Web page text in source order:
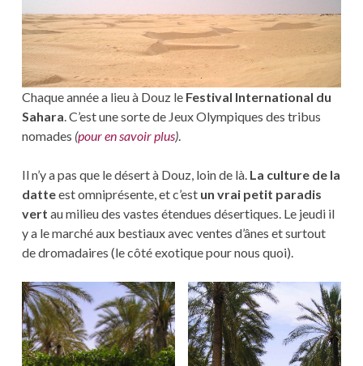
Chaque année a lieu à Douz le Festival International du
Sahara. C’est une sorte de Jeux Olympiques des tribus
nomades (pour en savoir plus).
Il n’y a pas que le désert à Douz, loin de là. La culture de la
datteest omniprésente, et c’est un vrai petit paradis
vert au milieu des vastes étendues désertiques. Le jeudi il
y a le marché aux bestiaux avec ventes d’ânes et surtout
de dromadaires (le côté exotique pour nous quoi).